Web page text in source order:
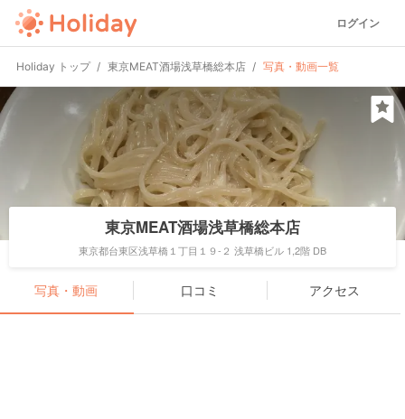
ログイン
Holiday トップ 東京MEAT酒場浅草橋総本店 写真・動画一覧
東京MEAT酒場浅草橋総本店
東京都台東区浅草橋１丁目１９-２ 浅草橋ビル 1,2階 DB
写真・動画 口コミ アクセス